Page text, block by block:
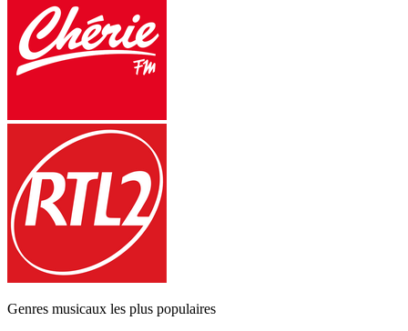
Genres musicaux les plus populaires